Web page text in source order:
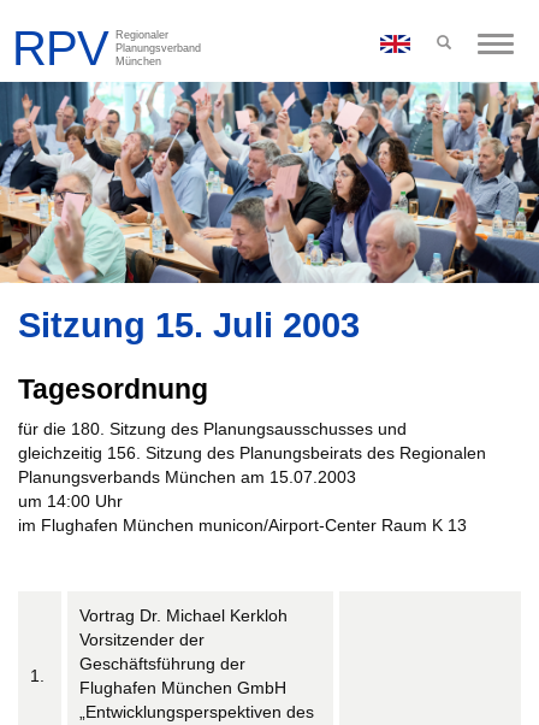
Toggle
Sitzung 15. Juli 2003
Tagesordnung
für die 180. Sitzung des Planungsausschusses und
gleichzeitig 156. Sitzung des Planungsbeirats des Regionalen
Planungsverbands München am 15.07.2003
um 14:00 Uhr
im Flughafen München municon/Airport-Center Raum K 13
1.
Vortrag Dr. Michael Kerkloh
Vorsitzender der
Geschäftsführung der
Flughafen München GmbH
„Entwicklungsperspektiven des